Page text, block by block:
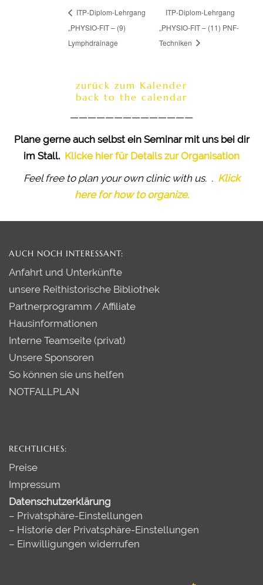
ITP-Diplom-Lehrgang
„PHYSIO-FIT – (9)
Lymphdrainage
ITP-Diplom-Lehrgang
„PHYSIO-FIT – (11) PNF-
Techniken
zurück zum Kalender
back to the calendar
——————————————
Plane gerne auch selbst ein Seminar mit uns bei dir
im Stall. Klicke hier für Details zur Organisation
Feel free to plan your own clinic with us. . Klick
here for how to organize.
AUCH NOCH INTERESSANT:
Anfahrt und Unterkünfte
unsere Reithistorische Bibliothek
Partnerprogramm / Affiliate
Hausinformationen
Interne Teamseite (privat)
Unsere Sponsoren
So können sie uns helfen
NOTFALLPLAN
RECHTLICHES:
Preise
Impressum
Datenschutzerklärung
– Privatsphäre-Einstellungen
– Historie der Privatsphäre-Einstellungen
– Einwilligungen widerrufen